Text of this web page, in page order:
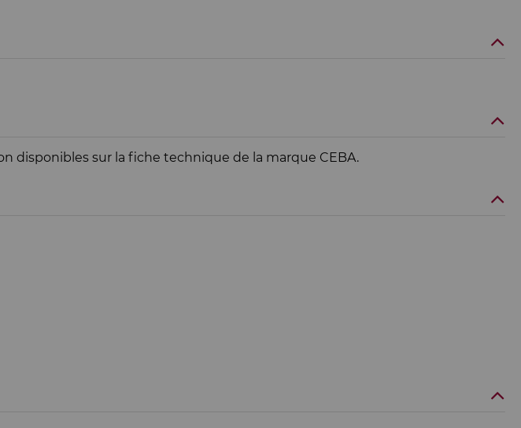
disponibles sur la fiche technique de la marque CEBA.